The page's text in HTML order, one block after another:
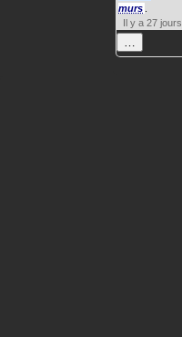
murs
Il y a 27 jours